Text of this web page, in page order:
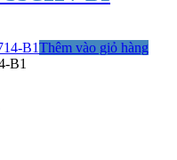
Thêm vào giỏ hàng
B1